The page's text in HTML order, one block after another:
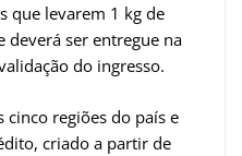
que levarem 1 kg de
ser entregue na
do ingresso.
cinco regiões do país e
criado a partir de